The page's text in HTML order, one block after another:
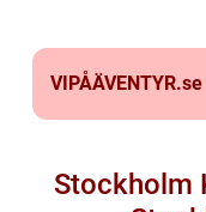
VIPÅÄVENTYR.se
Stockholm